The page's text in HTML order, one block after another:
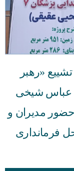
«رهبر
عباس شیخی
مدیران و
فرمانداری